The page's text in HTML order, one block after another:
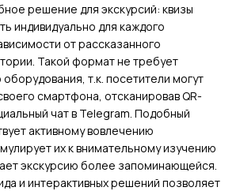
решение для экскурсий: квизы
индивидуально для каждого
от рассказанного
Такой формат не требует
т.к. посетители могут
смартфона, отсканировав QR-
чат в Telegram. Подобный
активному вовлечению
их к внимательному изучению
экскурсию более запоминающейся.
и интерактивных решений позволяет